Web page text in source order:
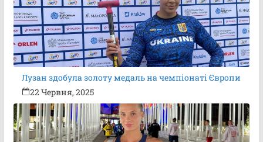
Лузан здобула золоту медаль на чемпіонаті Європи
22 Червня, 2025